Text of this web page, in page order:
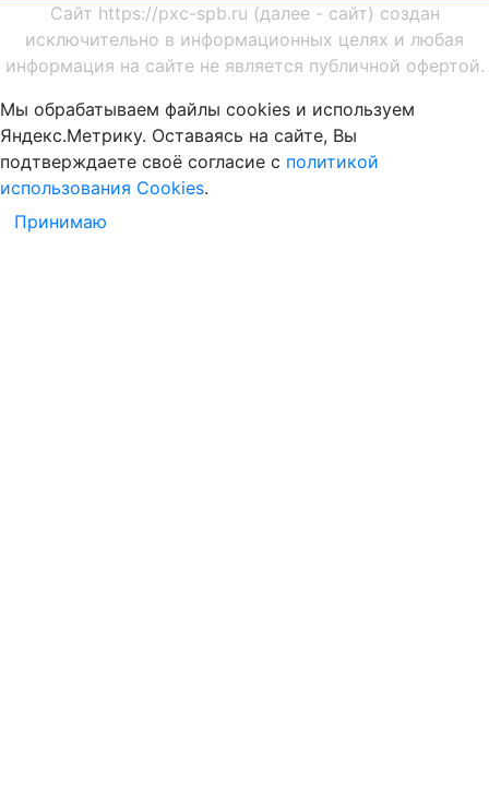
Сайт https://pxc-spb.ru (далее - сайт) создан
исключительно в информационных целях и любая
информация на сайте не является публичной офертой.
Мы обрабатываем файлы cookies и используем
Яндекс.Метрику. Оставаясь на сайте, Вы
подтверждаете своё согласие с политикой
использования Cookies.
Принимаю